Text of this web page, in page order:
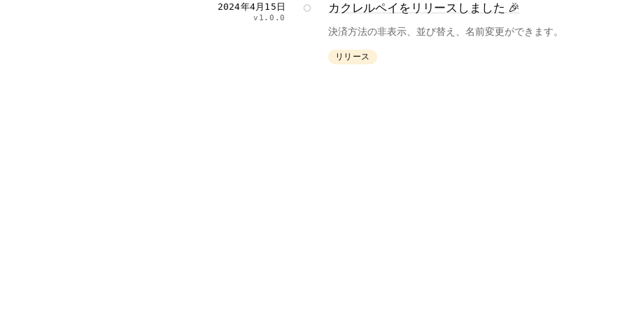
2024年4月15日
v1.0.0
カクレルペイをリリースしました 🎉
決済方法の非表示、並び替え、名前変更ができます。
リリース